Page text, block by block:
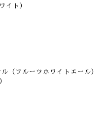
イト）
（フルーツホワイトエール）